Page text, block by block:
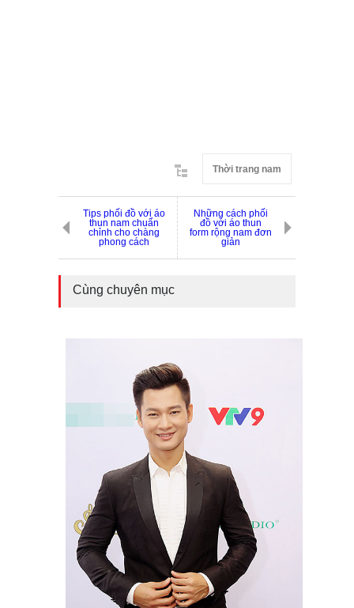
Thời trang nam
Tips phối đồ với áo
thun nam chuẩn
chỉnh cho chàng
phong cách
Những cách phối
đồ với áo thun
form rộng nam đơn
giản
Cùng chuyên mục